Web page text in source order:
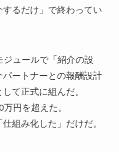
るだけ」で終わってい
ュールで「紹介の設
ートナーとの報酬設計
て正式に組んだ。
円を超えた。
組み化した」だけだ。